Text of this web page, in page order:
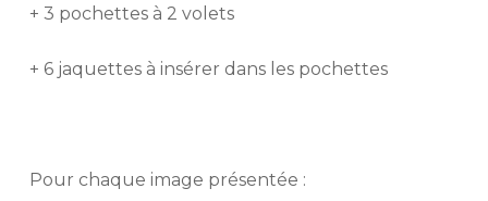
+ 3 pochettes à 2 volets
+ 6 jaquettes à insérer dans les pochettes
Pour chaque image présentée :